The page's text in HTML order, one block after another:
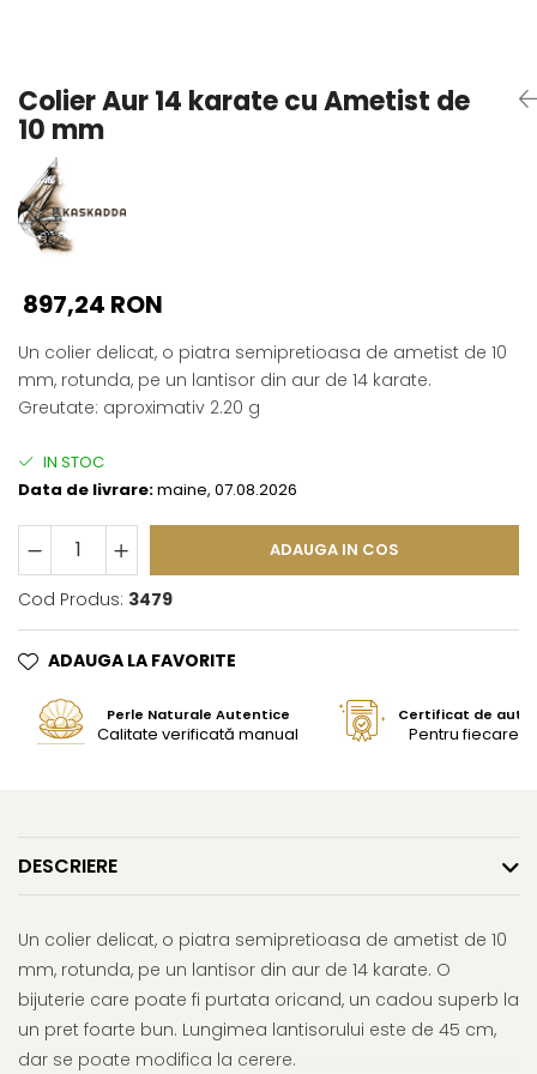
Pandantive cu Perle
Brose cu Perle
Colier Aur 14 karate cu Ametist de
10 mm
897,24 RON
Un colier delicat, o piatra semipretioasa de ametist de 10
mm, rotunda, pe un lantisor din aur de 14 karate.
Greutate: aproximativ 2.20 g
IN STOC
Data de livrare:maine, 07.08.2026
ADAUGA IN COS
Cod Produs: 3479
ADAUGA LA FAVORITE
Perle Naturale Autentice
Calitate verificată manual
Certificat de
Pentru fiecare
DESCRIERE
Un colier delicat, o piatra semipretioasa de ametist de 10
mm, rotunda, pe un lantisor din aur de 14 karate. O
bijuterie care poate fi purtata oricand, un cadou superb la
un pret foarte bun. Lungimea lantisorului este de 45 cm,
dar se poate modifica la cerere.